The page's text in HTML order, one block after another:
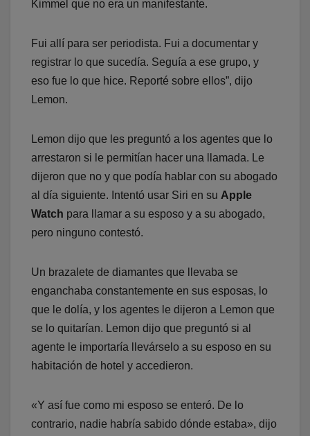
Kimmel que no era un manifestante.
Fui allí para ser periodista. Fui a documentar y
registrar lo que sucedía. Seguía a ese grupo, y
eso fue lo que hice. Reporté sobre ellos”, dijo
Lemon.
Lemon dijo que les preguntó a los agentes que lo
arrestaron si le permitían hacer una llamada. Le
dijeron que no y que podía hablar con su abogado
al día siguiente. Intentó usar Siri en su Apple
Watch para llamar a su esposo y a su abogado,
pero ninguno contestó.
Un brazalete de diamantes que llevaba se
enganchaba constantemente en sus esposas, lo
que le dolía, y los agentes le dijeron a Lemon que
se lo quitarían. Lemon dijo que preguntó si al
agente le importaría llevárselo a su esposo en su
habitación de hotel y accedieron.
«Y así fue como mi esposo se enteró. De lo
contrario, nadie habría sabido dónde estaba», dijo